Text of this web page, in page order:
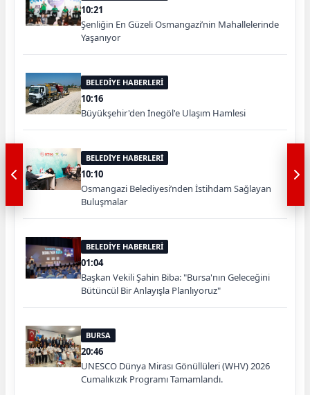
10:21
Şenliğin En Güzeli Osmangazi’nin Mahallelerinde
Yaşanıyor
BELEDİYE HABERLERİ
10:16
Büyükşehir'den İnegöl'e Ulaşım Hamlesi
BELEDİYE HABERLERİ
10:10
Osmangazi Belediyesi’nden İstihdam Sağlayan
Buluşmalar
BELEDİYE HABERLERİ
01:04
Başkan Vekili Şahin Biba: "Bursa'nın Geleceğini
Bütüncül Bir Anlayışla Planlıyoruz"
BURSA
20:46
UNESCO Dünya Mirası Gönüllüleri (WHV) 2026
Cumalıkızık Programı Tamamlandı.